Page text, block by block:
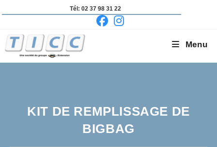
to
Tél: 02 37 98 31 22
Menu
KIT DE REMPLISSAGE DE
BIGBAG